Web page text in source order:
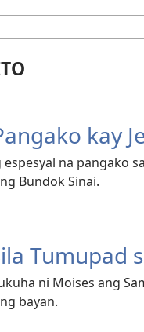
kay
espesyal na pangako
Bundok Sinai.
Tumupad
ni Moises ang
bayan.